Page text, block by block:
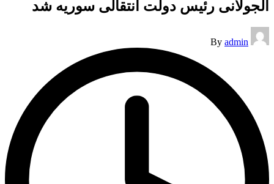
الجولانی رئیس‌ دولت انتقالی سوریه شد
Posted
by
By admin